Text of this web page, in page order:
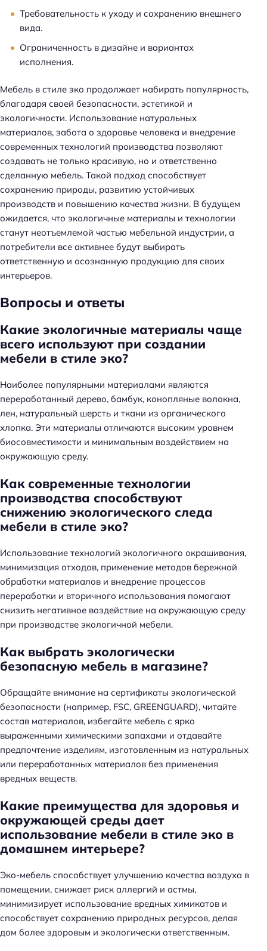
Требовательность к уходу и сохранению внешнего
вида.
Ограниченность в дизайне и вариантах
исполнения.
Мебель в стиле эко продолжает набирать популярность,
благодаря своей безопасности, эстетикой и
экологичности. Использование натуральных
материалов, забота о здоровье человека и внедрение
современных технологий производства позволяют
создавать не только красивую, но и ответственно
сделанную мебель. Такой подход способствует
сохранению природы, развитию устойчивых
производств и повышению качества жизни. В будущем
ожидается, что экологичные материалы и технологии
станут неотъемлемой частью мебельной индустрии, а
потребители все активнее будут выбирать
ответственную и осознанную продукцию для своих
интерьеров.
Вопросы и ответы
Какие экологичные материалы чаще
всего используют при создании
мебели в стиле эко?
Наиболее популярными материалами являются
переработанный дерево, бамбук, конопляные волокна,
лен, натуральный шерсть и ткани из органического
хлопка. Эти материалы отличаются высоким уровнем
биосовместимости и минимальным воздействием на
окружающую среду.
Как современные технологии
производства способствуют
снижению экологического следа
мебели в стиле эко?
Использование технологий экологичного окрашивания,
минимизация отходов, применение методов бережной
обработки материалов и внедрение процессов
переработки и вторичного использования помогают
снизить негативное воздействие на окружающую среду
при производстве экологичной мебели.
Как выбрать экологически
безопасную мебель в магазине?
Обращайте внимание на сертификаты экологической
безопасности (например, FSC, GREENGUARD), читайте
состав материалов, избегайте мебель с ярко
выраженными химическими запахами и отдавайте
предпочтение изделиям, изготовленным из натуральных
или переработанных материалов без применения
вредных веществ.
Какие преимущества для здоровья и
окружающей среды дает
использование мебели в стиле эко в
домашнем интерьере?
Эко-мебель способствует улучшению качества воздуха в
помещении, снижает риск аллергий и астмы,
минимизирует использование вредных химикатов и
способствует сохранению природных ресурсов, делая
дом более здоровым и экологически ответственным.
Н
а
й
и
: